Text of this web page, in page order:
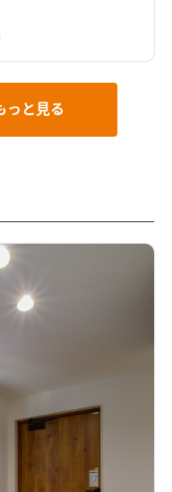
す。
子様との楽しい思い出
っと見る